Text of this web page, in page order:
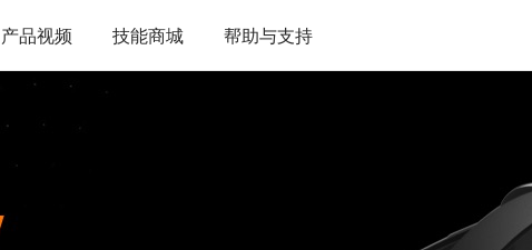
产品视频 技能商城 帮助与支持